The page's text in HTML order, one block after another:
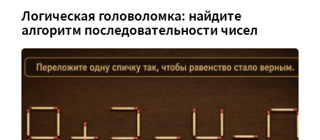
Логическая головоломка: найдите
алгоритм последовательности чисел